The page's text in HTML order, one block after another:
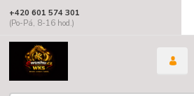
+420 601 574 301
(Po-Pá, 8-16 hod.)